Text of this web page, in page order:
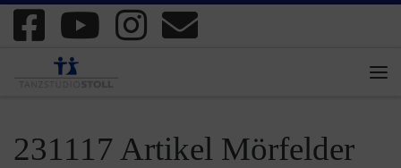
Zum Inhalt springen
231117 Artikel Mörfelder